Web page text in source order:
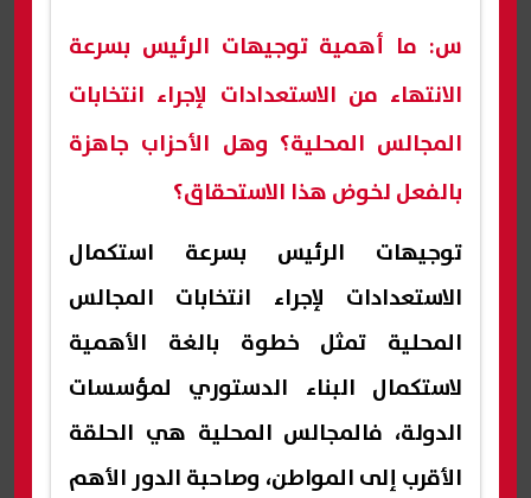
س: ما أهمية توجيهات الرئيس بسرعة
الانتهاء من الاستعدادات لإجراء انتخابات
المجالس المحلية؟ وهل الأحزاب جاهزة
بالفعل لخوض هذا الاستحقاق؟
توجيهات الرئيس بسرعة استكمال
الاستعدادات لإجراء انتخابات المجالس
المحلية تمثل خطوة بالغة الأهمية
لاستكمال البناء الدستوري لمؤسسات
الدولة، فالمجالس المحلية هي الحلقة
الأقرب إلى المواطن، وصاحبة الدور الأهم